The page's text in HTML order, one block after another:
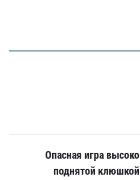
Опасная игра высоко
поднятой клюшкой